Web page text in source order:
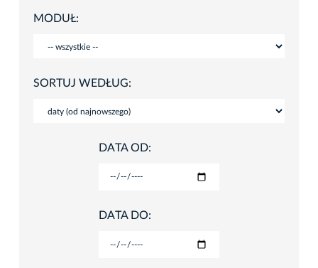
MODUŁ:
SORTUJ WEDŁUG:
DATA OD:
DATA DO: